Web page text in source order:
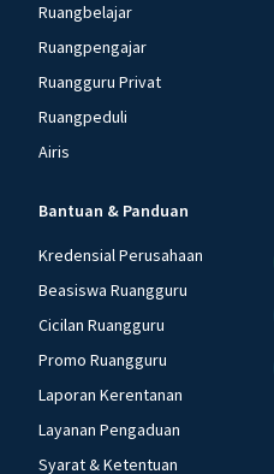
Ruangbelajar
Ruangpengajar
Ruangguru Privat
Ruangpeduli
Airis
Bantuan & Panduan
Kredensial Perusahaan
Beasiswa Ruangguru
Cicilan Ruangguru
Promo Ruangguru
Laporan Kerentanan
Layanan Pengaduan
Syarat & Ketentuan